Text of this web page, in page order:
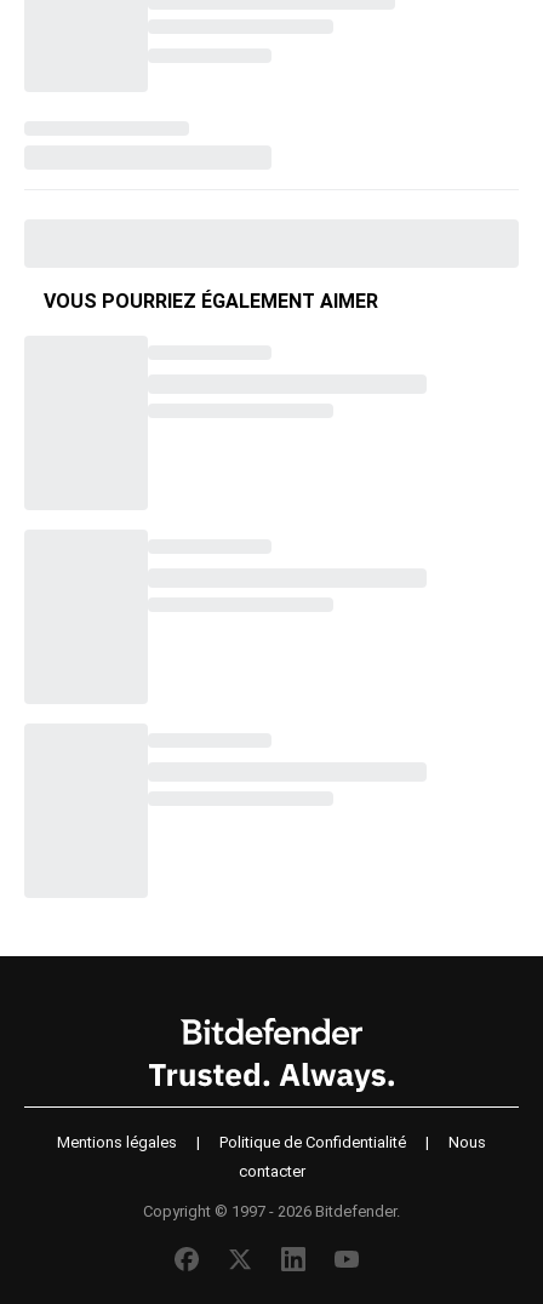
VOUS POURRIEZ ÉGALEMENT AIMER
Mentions légales | Politique de Confidentialité |
Nous
contacter
Copyright © 1997 - 2026 Bitdefender.